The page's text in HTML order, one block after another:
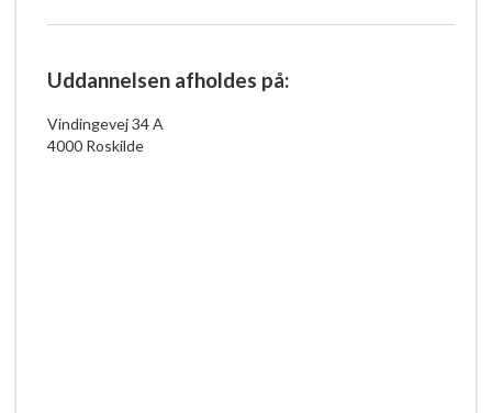
Uddannelsen afholdes på:
Vindingevej 34 A
4000 Roskilde